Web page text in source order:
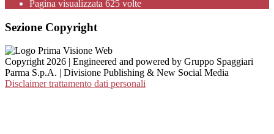
Pagina visualizzata 625 volte
Sezione Copyright
Copyright 2026 | Engineered and powered by Gruppo Spaggiari
Parma S.p.A. | Divisione Publishing & New Social Media
Disclaimer trattamento dati personali